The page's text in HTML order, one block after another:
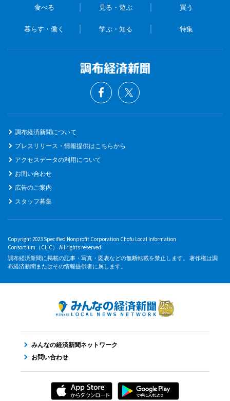
食べる 見る・遊ぶ 買う
暮らす・働く 学ぶ・知る 特集
調布経済新聞について
プレスリリース・情報提供はこちらから
アクセスデータの利用について
お問い合わせ
広告のご案内
スタッフ募集
Copyright 2023 Specified Nonprofit Corporation Chofu Local Information
Consortium（CLIC） All rights reserved.
調布経済新聞に掲載の記事・写真・図表などの無断転載を禁止します。 著作権は調
布経済新聞またはその情報提供者に属します。
みんなの経済新聞ネットワーク
お問い合わせ